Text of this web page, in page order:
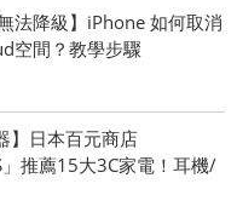
法降級】iPhone 如何取消
空間？教學步驟
】日本百元商店
」推薦15大3C家電！耳機/